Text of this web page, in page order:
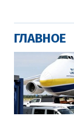
ГЛАВНОЕ